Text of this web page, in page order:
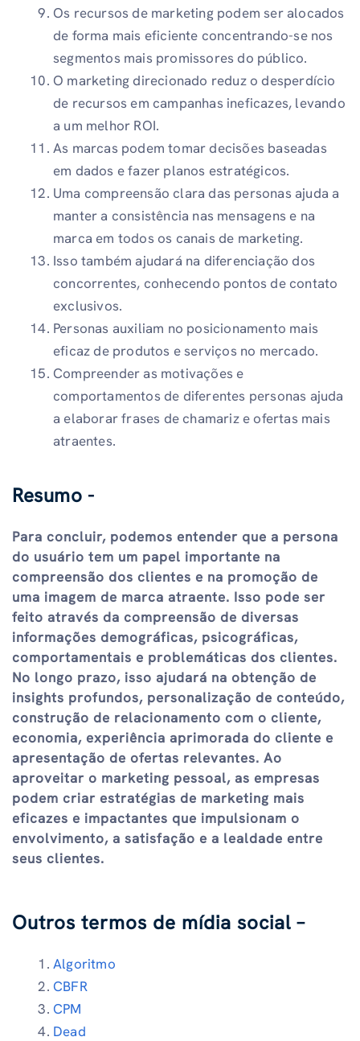
Os recursos de marketing podem ser alocados
de forma mais eficiente concentrando-se nos
segmentos mais promissores do público.
O marketing direcionado reduz o desperdício
de recursos em campanhas ineficazes, levando
a um melhor ROI.
As marcas podem tomar decisões baseadas
em dados e fazer planos estratégicos.
Uma compreensão clara das personas ajuda a
manter a consistência nas mensagens e na
marca em todos os canais de marketing.
Isso também ajudará na diferenciação dos
concorrentes, conhecendo pontos de contato
exclusivos.
Personas auxiliam no posicionamento mais
eficaz de produtos e serviços no mercado.
Compreender as motivações e
comportamentos de diferentes personas ajuda
a elaborar frases de chamariz e ofertas mais
atraentes.
Resumo -
Para concluir, podemos entender que a persona
do usuário tem um papel importante na
compreensão dos clientes e na promoção de
uma imagem de marca atraente. Isso pode ser
feito através da compreensão de diversas
informações demográficas, psicográficas,
comportamentais e problemáticas dos clientes.
No longo prazo, isso ajudará na obtenção de
insights profundos, personalização de conteúdo,
construção de relacionamento com o cliente,
economia, experiência aprimorada do cliente e
apresentação de ofertas relevantes. Ao
aproveitar o marketing pessoal, as empresas
podem criar estratégias de marketing mais
eficazes e impactantes que impulsionam o
envolvimento, a satisfação e a lealdade entre
seus clientes.
Outros termos de mídia social –
Algoritmo
CBFR
CPM
Dead